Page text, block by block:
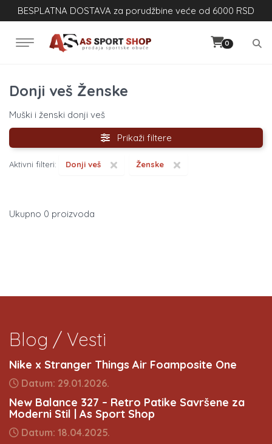
BESPLATNA DOSTAVA za porudžbine veće od 6000 RSD
0
Donji veš Ženske
Muški i ženski donji veš
Prikaži filtere
Aktivni filteri: ×
Donji veš ×
Ženske
0
Blog / Vesti
Nike x Stranger Things Air Foamposite One
Datum: 29.01.2026.
New Balance 327 – Retro Patike Savršene za
Moderni Stil | As Sport Shop
Datum: 18.04.2025.